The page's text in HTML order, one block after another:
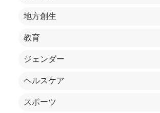
地方創生
教育
ジェンダー
ヘルスケア
スポーツ